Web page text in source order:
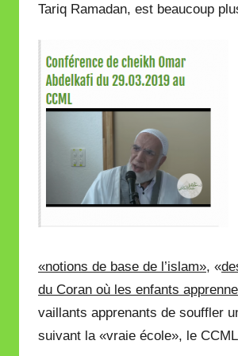
Tariq Ramadan, est beaucoup
«notions de base de l’islam», «
du Coran où les enfants
vaillants apprenants de souffler
suivant la «vraie école», le